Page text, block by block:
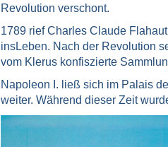
Revolution verschont.
1789 rief Charles Claude
insLeben. Nach der Revolution
vom Klerus konfiszierte
Napoleon I. ließ sich im Palais
weiter. Während dieser Zeit